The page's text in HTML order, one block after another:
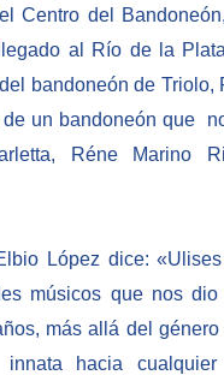
Centro del
al Río de la
bandoneón de Triolo,
un bandoneón que
Réne Marino
López dice:
músicos que nos
más allá del
innata hacia